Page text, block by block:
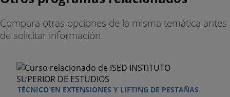
Compara otras opciones de la misma temática antes
de solicitar información.
TÉCNICO EN EXTENSIONES Y LIFTING DE PESTAÑAS